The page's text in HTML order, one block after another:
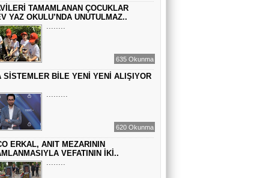
Sinem Elgün
GEÇMİŞİN SIRLARINA VAKIF OLUN
EMİR EMİRHANOĞLU
BAYRAMDA ARA VERİN
MACİT SOYDAN
DÜNYANIN MERKEZİNDE YAŞADIĞINI
SANANLAR...
TAMAMLANAN ÇOCUKLAR
YAZ OKULU’NDA UNUTULMAZ..
........
635 Okunma
SİSTEMLER BİLE YENİ YENİ ALIŞIYOR
.........
620 Okunma
ERKAL, ANIT MEZARININ
VEFATININ İKİ..
........